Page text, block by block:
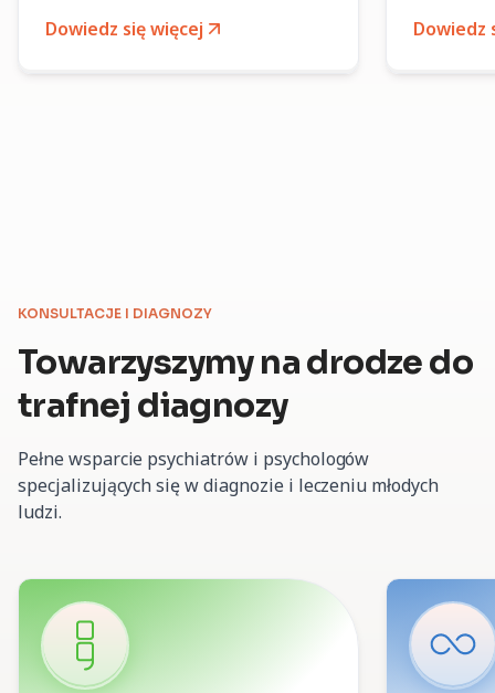
Dowiedz się więcej Dowiedz
KONSULTACJE I DIAGNOZY
Towarzyszymy na drodzedo
trafnej diagnozy
Pełne wsparcie psychiatrów i psychologów
specjalizujących się w diagnozie i leczeniu młodych
ludzi.